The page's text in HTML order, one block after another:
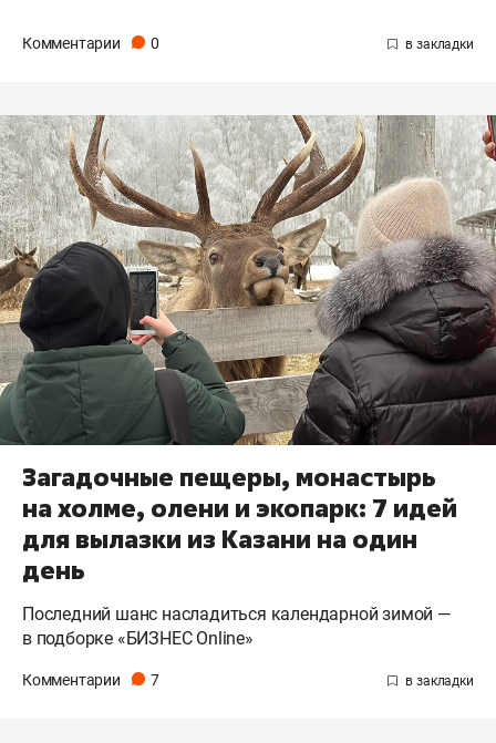
Комментарии 0
Загадочные пещеры, монастырь
на холме, олени и экопарк: 7 идей
для вылазки из Казани на один
день
Последний шанс насладиться календарной зимой —
в подборке «БИЗНЕС Online»
Комментарии 7